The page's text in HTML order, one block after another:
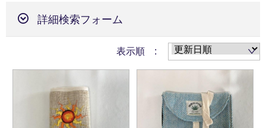
詳細検索フォーム
表示順 :